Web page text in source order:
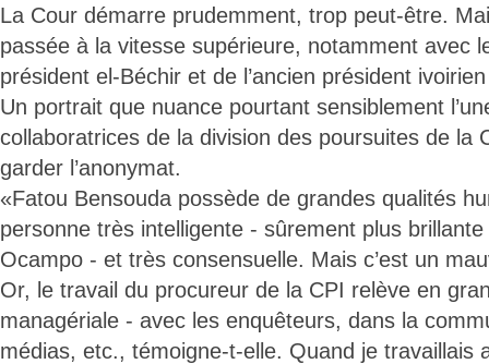
La Cour démarre prudemment, trop peut-être.
passée à la vitesse supérieure, notamment avec
président el-Béchir et de l’ancien président
Un portrait que nuance pourtant sensiblement
collaboratrices de la division des poursuites de la
garder l’anonymat.
«Fatou Bensouda possède de grandes qualités
personne très intelligente - sûrement plus
Ocampo - et très consensuelle. Mais c’est un
Or, le travail du procureur de la CPI relève en
managériale - avec les enquêteurs, dans la
médias, etc., témoigne-t-elle. Quand je travaillais